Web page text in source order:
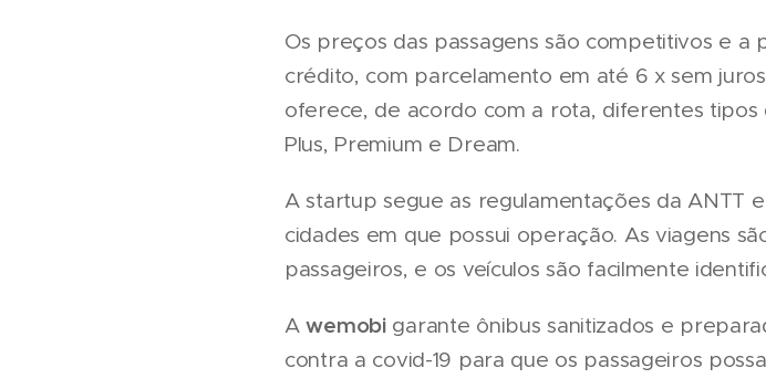
Os preços das passagens são competitivos e
crédito, com parcelamento em até 6 x sem
oferece, de acordo com a rota, diferentes
Plus, Premium e Dream.
A startup segue as regulamentações da ANTT
cidades em que possui operação. As viagens
passageiros, e os veículos são facilmente
Awemobigarante ônibus sanitizados e
contra a covid-19 para que os passageiros